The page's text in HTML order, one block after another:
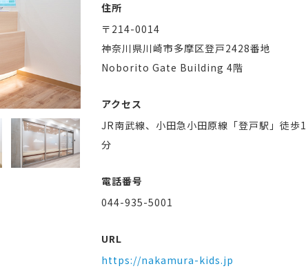
住所
〒 214-0014
神奈川県川崎市多摩区登戸2428番地
Noborito Gate Building 4階
アクセス
JR南武線、小田急小田原線「登戸駅」徒歩1
分
電話番号
044-935-5001
URL
https://nakamura-kids.jp